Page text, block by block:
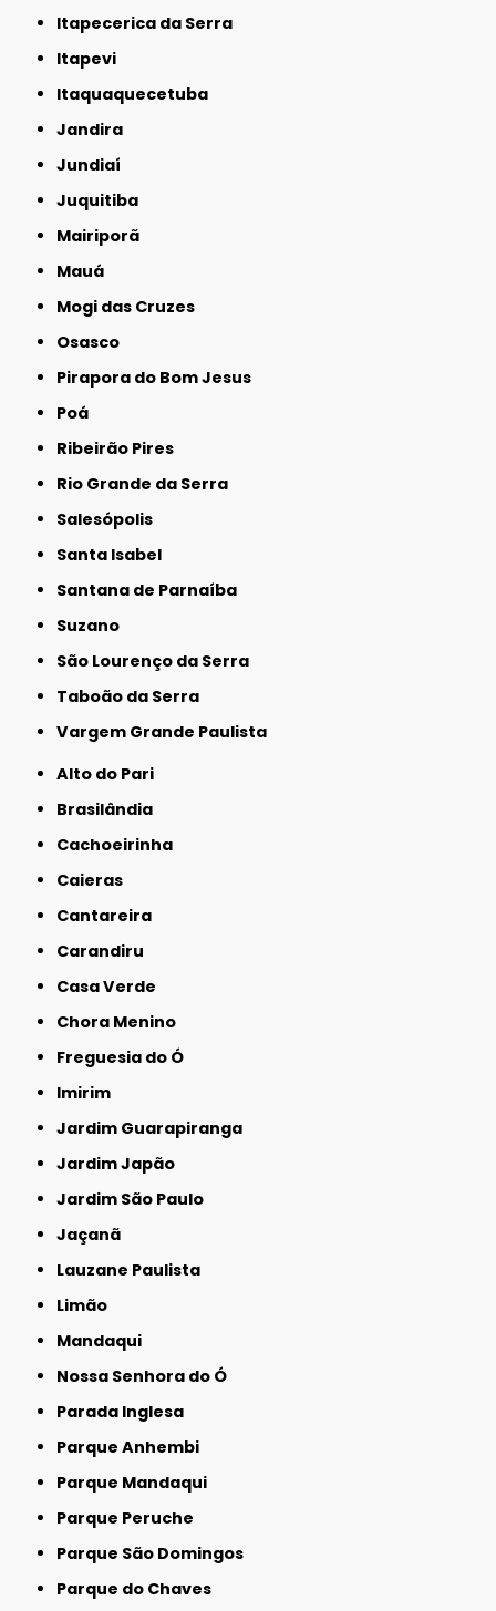
Itapecerica da Serra
Itapevi
Itaquaquecetuba
Jandira
Jundiaí
Juquitiba
Mairiporã
Mauá
Mogi das Cruzes
Osasco
Pirapora do Bom Jesus
Poá
Ribeirão Pires
Rio Grande da Serra
Salesópolis
Santa Isabel
Santana de Parnaíba
Suzano
São Lourenço da Serra
Taboão da Serra
Vargem Grande Paulista
Alto do Pari
Brasilândia
Cachoeirinha
Caieras
Cantareira
Carandiru
Casa Verde
Chora Menino
Freguesia do Ó
Imirim
Jardim Guarapiranga
Jardim Japão
Jardim São Paulo
Jaçanã
Lauzane Paulista
Limão
Mandaqui
Nossa Senhora do Ó
Parada Inglesa
Parque Anhembi
Parque Mandaqui
Parque Peruche
Parque São Domingos
Parque do Chaves